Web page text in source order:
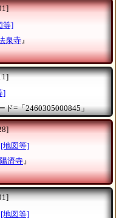
等]
泉寺 』
]
ド=「2460305000845」
[地図等]
陽濟寺』
[地図等]